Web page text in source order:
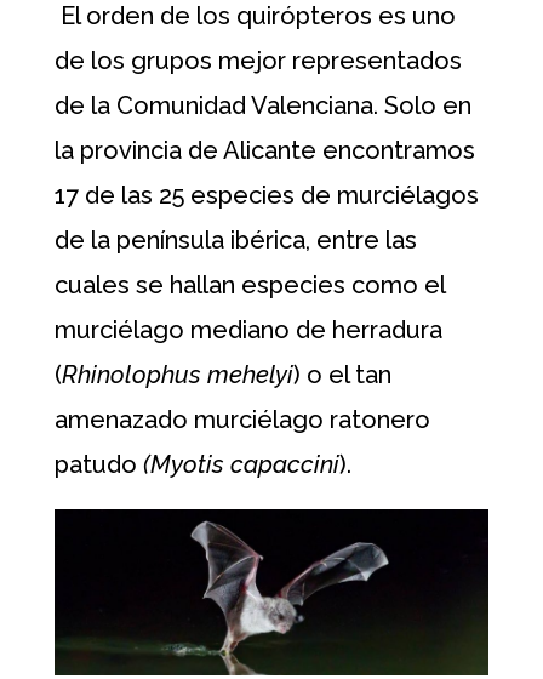
El orden de los quirópteros es uno
de los grupos mejor representados
de la Comunidad Valenciana. Solo en
la provincia de Alicante encontramos
17 de las 25 especies de murciélagos
de la península ibérica, entre las
cuales se hallan especies como el
murciélago mediano de herradura
(Rhinolophus mehelyi) o el tan
amenazado murciélago ratonero
patudo (Myotis capaccini).